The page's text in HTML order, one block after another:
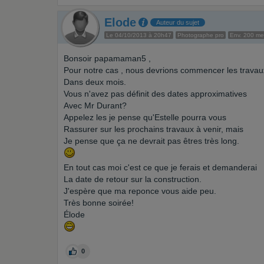
Elode Auteur du sujet
Le 04/10/2013 à 20h47 Photographe pro Env. 200
Bonsoir papamaman5 ,
Pour notre cas , nous devrions commencer les
Dans deux mois.
Vous n'avez pas définit des dates approximatives
Avec Mr Durant?
Appelez les je pense qu'Estelle pourra vous
Rassurer sur les prochains travaux à venir, mais
Je pense que ça ne devrait pas êtres très long.
En tout cas moi c'est ce que je ferais et demanderai
La date de retour sur la construction.
J'espère que ma reponce vous aide peu.
Très bonne soirée!
Élode
0